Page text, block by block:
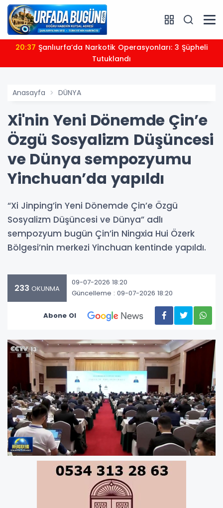
20:37
Tutuklandı
Anasayfa DÜNYA
Xi'nin Yeni Dönemde Çin’e
Özgü Sosyalizm Düşüncesi
ve Dünya sempozyumu
Yinchuan’da yapıldı
“Xi Jinping’in Yeni Dönemde Çin’e Özgü
Sosyalizm Düşüncesi ve Dünya” adlı
sempozyum bugün Çin’in Ningxia Hui Özerk
Bölgesi’nin merkezi Yinchuan kentinde yapıldı.
233 OKUNMA
09-07-2026 18:20
Güncelleme : 09-07-2026 18:20
Abone Ol